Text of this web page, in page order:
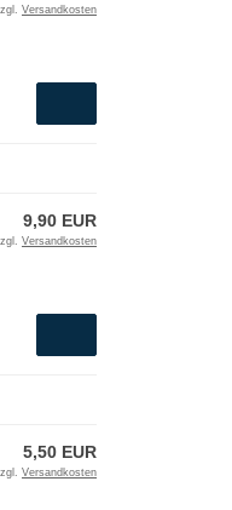
Versandkosten
9,90 EUR
Versandkosten
5,50 EUR
Versandkosten